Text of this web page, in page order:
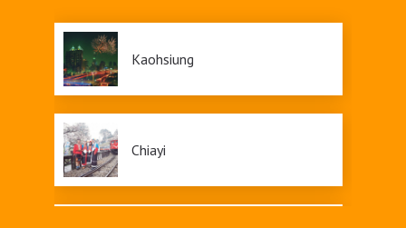
Kaohsiung
Chiayi